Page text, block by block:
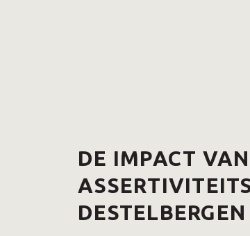
DE IMPACT